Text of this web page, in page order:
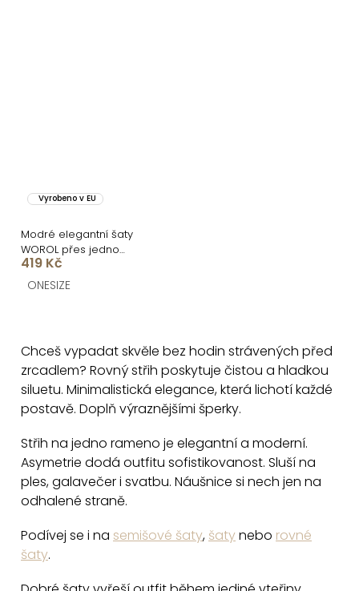
Vyrobeno v EU
Modré elegantní šaty
WOROL přes jedno
rameno
419 Kč
ONESIZE
l
á
d
c
í
p
v
k
Chceš vypadat skvěle bez hodin strávených před
zrcadlem? Rovný střih poskytuje čistou a hladkou
siluetu. Minimalistická elegance, která lichotí každé
postavě. Doplň výraznějšími šperky.
Střih na jedno rameno je elegantní a moderní.
Asymetrie dodá outfitu sofistikovanost. Sluší na
ples, galavečer i svatbu. Náušnice si nech jen na
odhalené straně.
Podívej se i na semišové šaty, šatynebo rovné
šaty.